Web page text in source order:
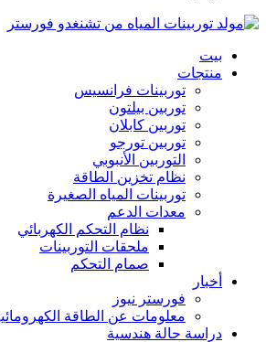
بيت
منتجات
توربينات فرانسيس
توربين بيلتون
توربين كابلان
توربين تورجو
التوربين الأنبوبي
نظام تخزين الطاقة
توربينات المياه الصغيرة
معدات الدعم
نظام التحكم الكهربائي
ملحقات التوربينات
صمام التحكم
أخبار
فورستر نيوز
معلومات عن الطاقة
دراسة حالة هندسية